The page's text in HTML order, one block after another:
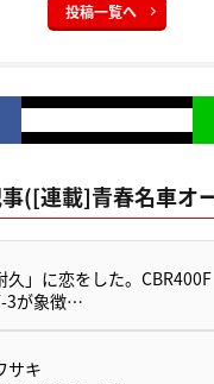
投稿一覧へ
([連載]青春名車オ
久」に恋をした。CBR400F
3が象徴…
サキ